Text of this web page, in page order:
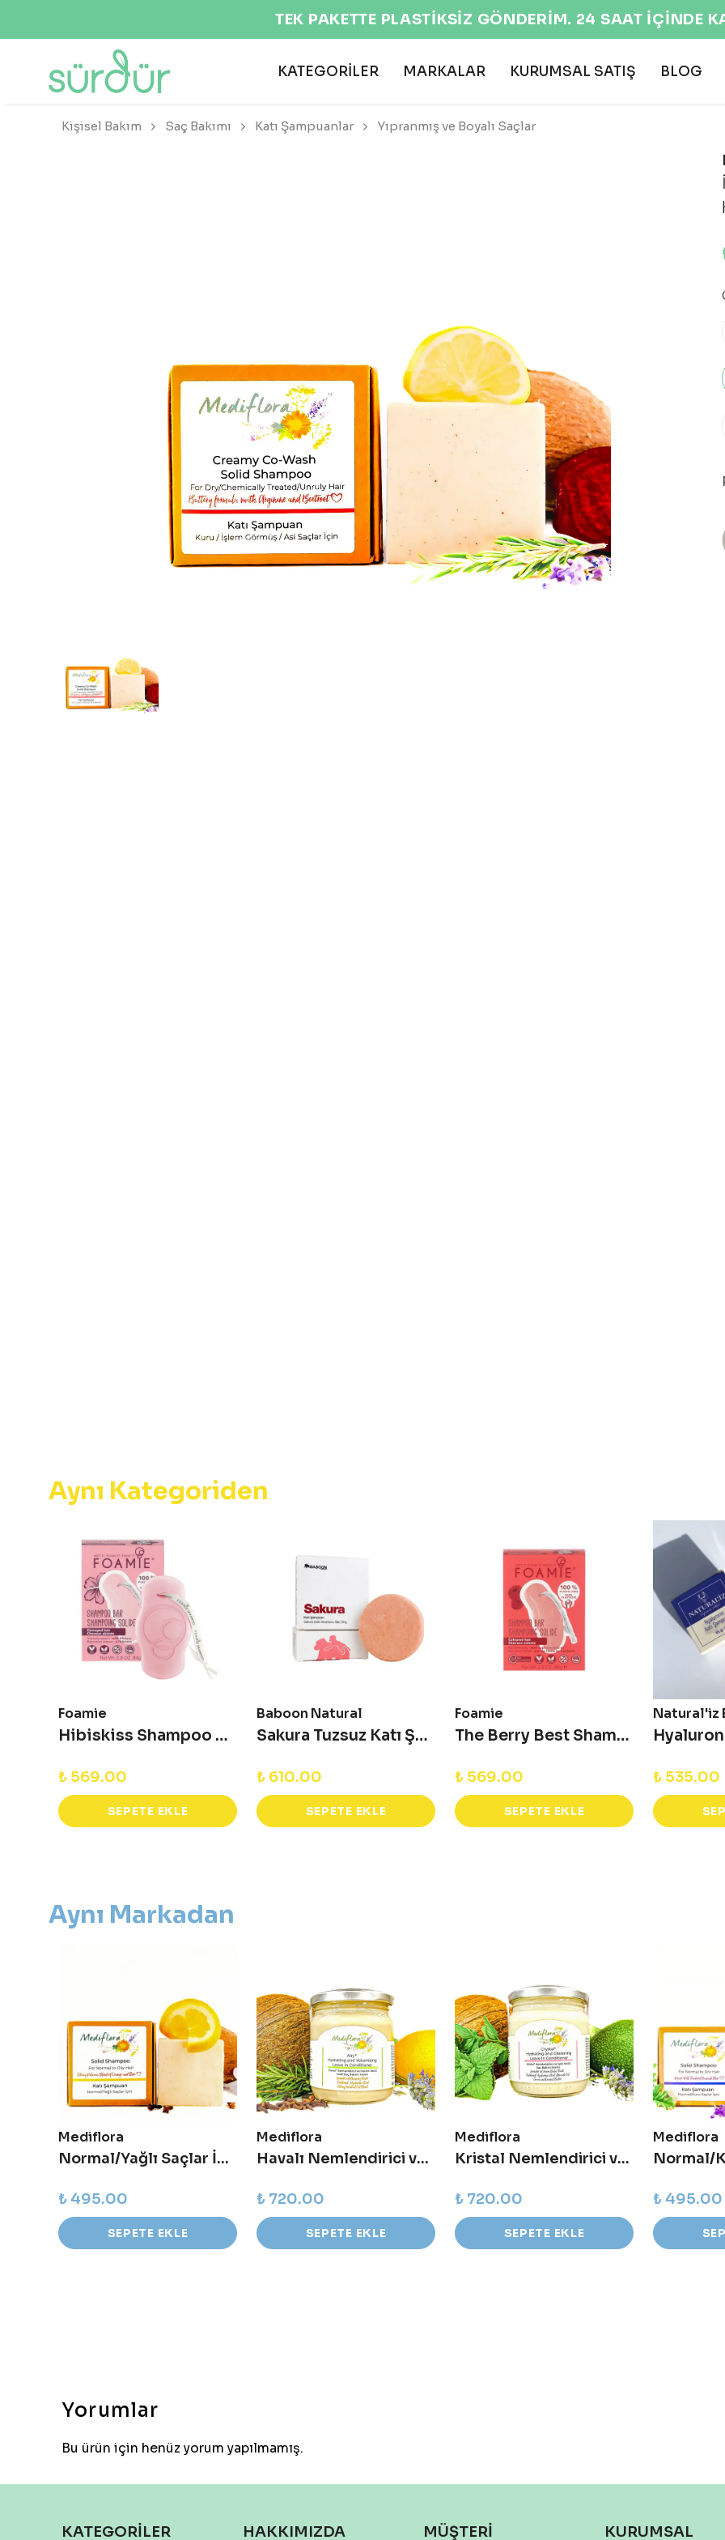
TEK PAKETTE PLASTİKSİZ GÖNDERİM. 24 SAAT İÇİNDE
KATEGORİLER MARKALAR KURUMSAL SATIŞ BLOG
Kişisel Bakım Saç Bakımı Katı Şampuanlar Yıpranmış ve Boyalı Saçlar
Aynı Kategoriden
Foamie
Hibiskiss Shampoo Bar - Yıpranmış Saçlar için Katı Şampuan
₺ 569.00
SEPETE EKLE
Baboon Natural
Sakura Tuzsuz Katı Şampuan
₺ 610.00
SEPETE EKLE
Foamie
The Berry Best Shampoo Bar - Boyalı Saçlar için Katı Şampuan
₺ 569.00
SEPETE EKLE
Natural'iz
₺ 535.00
Aynı Markadan
Mediflora
Normal/Yağlı Saçlar İçin Katı Şampuan
₺ 495.00
SEPETE EKLE
Mediflora
Havalı Nemlendirici ve Hacim Verici Hafif Saç Bakım Kremi
₺ 720.00
SEPETE EKLE
Mediflora
Kristal Nemlendirici ve Işıltı Verici Saç Bakım Kremi
₺ 720.00
SEPETE EKLE
Mediflora
₺ 495.00
Yorumlar
Bu ürün için henüz yorum yapılmamış.
KATEGORİLER HAKKIMIZDA MÜŞTERİ KURUMSAL